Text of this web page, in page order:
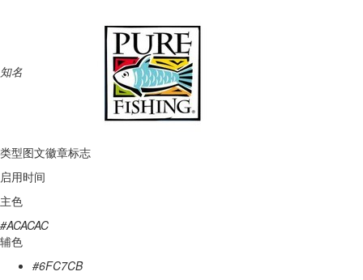
知名
类型图文徽章标志
启用时间
主色
#ACACAC
辅色
#6FC7CB